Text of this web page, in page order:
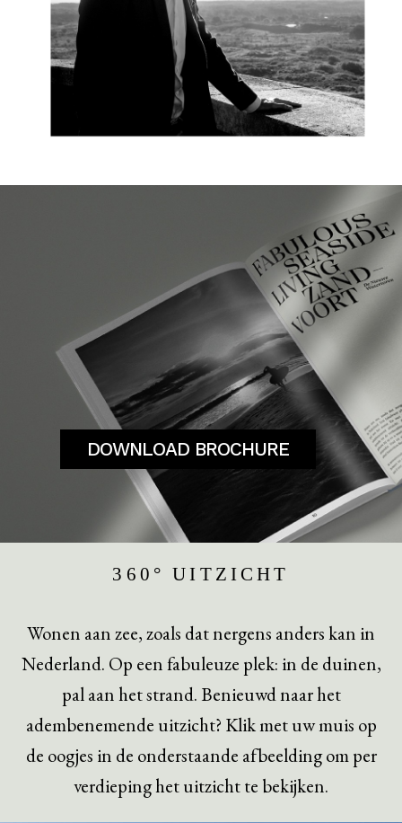
DOWNLOAD BROCHURE
360° UITZICHT
Wonen aan zee, zoals dat nergens anders kan in
Nederland. Op een fabuleuze plek: in de duinen,
pal aan het strand. Benieuwd naar het
adembenemende uitzicht? Klik met uw muis op
de oogjes in de onderstaande afbeelding om per
verdieping het uitzicht te bekijken.